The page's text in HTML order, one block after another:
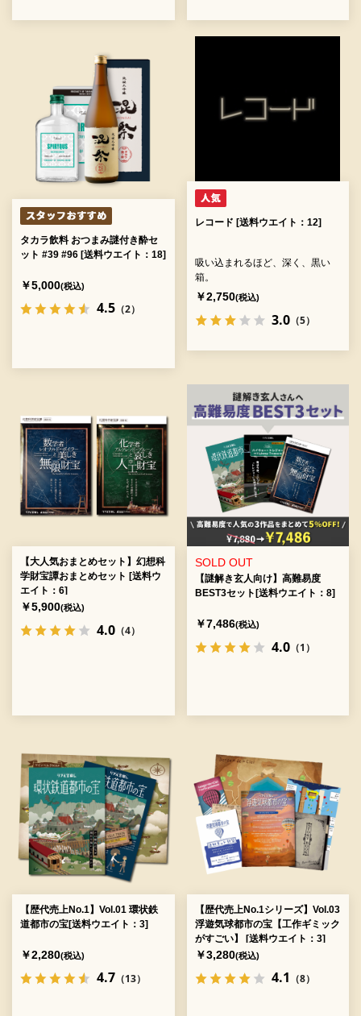
タカラ飲料 おつまみ謎付き酔セ
ット #39 #96 [送料ウエイト：18]
￥5,000(税込)
4.5 （2）
レコード [送料ウエイト：12]
吸い込まれるほど、深く、黒い
箱。
￥2,750(税込)
3.0（5）
【大人気おまとめセット】幻想科
学財宝譚おまとめセット [送料ウ
エイト：6]
￥5,900(税込)
4.0 （4）
SOLD OUT
【謎解き玄人向け】高難易度
BEST3セット[送料ウエイト：8]
￥7,486(税込)
4.0（1）
【歴代売上No.1】Vol.01 環状鉄
道都市の宝[送料ウエイト：3]
￥2,280(税込)
4.7 （13）
【歴代売上No.1シリーズ】Vol.03
浮遊気球都市の宝【工作ギミック
がすごい】 [送料ウエイト：3]
￥3,280(税込)
4.1 （8）